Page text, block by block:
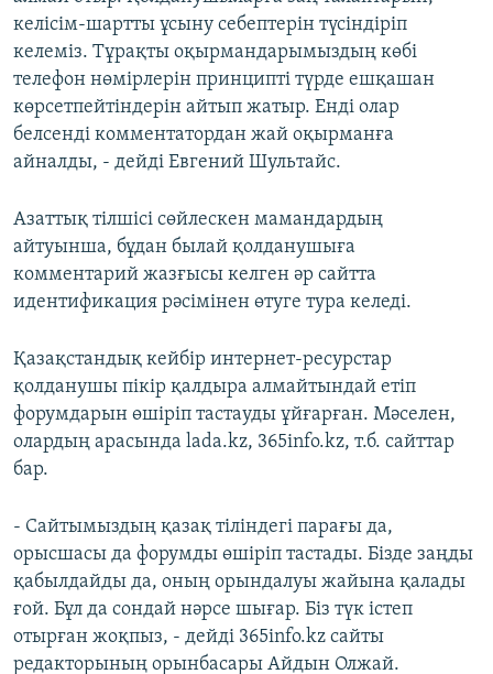
келісім-шартты ұсыну себептерін түсіндіріп
келеміз. Тұрақты оқырмандарымыздың көбі
телефон нөмірлерін принципті түрде ешқашан
көрсетпейтіндерін айтып жатыр. Енді олар
белсенді комментатордан жай оқырманға
айналды, - дейді Евгений Шультайс.
Азаттық тілшісі сөйлескен мамандардың
айтуынша, бұдан былай қолданушыға
комментарий жазғысы келген әр сайтта
идентификация рәсімінен өтуге тура келеді.
Қазақстандық кейбір интернет-ресурстар
қолданушы пікір қалдыра алмайтындай етіп
форумдарын өшіріп тастауды ұйғарған. Мәселен,
олардың арасында lada.kz, 365info.kz, т.б. сайттар
бар.
- Сайтымыздың қазақ тіліндегі парағы да,
орысшасы да форумды өшіріп тастады. Бізде заңды
қабылдайды да, оның орындалуы жайына қалады
ғой. Бұл да сондай нәрсе шығар. Біз түк істеп
отырған жоқпыз, - дейді 365info.kz сайты
редакторының орынбасары Айдын Олжай.